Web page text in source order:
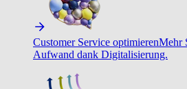
Customer Service optimierenMehr
Aufwand dank Digitalisierung.